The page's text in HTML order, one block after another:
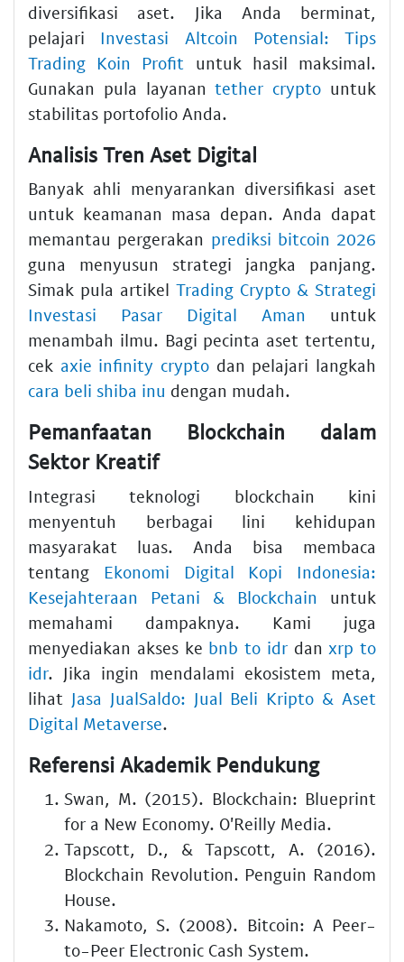
diversifikasi aset. Jika Anda berminat,
pelajari Investasi Altcoin Potensial: Tips
Trading Koin Profit untuk hasil maksimal.
Gunakan pula layanantether crypto untuk
stabilitas portofolio Anda.
Analisis Tren Aset Digital
Banyak ahli menyarankan diversifikasi aset
untuk keamanan masa depan. Anda dapat
memantau pergerakan prediksi bitcoin 2026
guna menyusun strategi jangka panjang.
Simak pula artikel Trading Crypto & Strategi
Investasi Pasar Digital Aman untuk
menambah ilmu. Bagi pecinta aset tertentu,
cek axie infinity crypto dan pelajari langkah
cara beli shiba inu dengan mudah.
Pemanfaatan Blockchain dalam
Sektor Kreatif
Integrasi teknologi blockchain kini
menyentuh berbagai lini kehidupan
masyarakat luas. Anda bisa membaca
tentang Ekonomi Digital Kopi Indonesia:
Kesejahteraan Petani & Blockchain untuk
memahami dampaknya. Kami juga
menyediakan akses ke bnb to idrdan xrp to
idr. Jika ingin mendalami ekosistem meta,
lihat Jasa JualSaldo: Jual Beli Kripto & Aset
Digital Metaverse.
Referensi Akademik Pendukung
Swan, M. (2015). Blockchain: Blueprint
for a New Economy. O'Reilly Media.
Tapscott, D., & Tapscott, A. (2016).
Blockchain Revolution. Penguin Random
House.
Nakamoto, S. (2008). Bitcoin: A Peer-
to-Peer Electronic Cash System.